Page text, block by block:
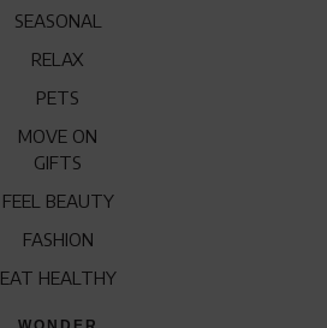
SEASONAL
RELAX
PETS
MOVE ON
GIFTS
FEEL BEAUTY
FASHION
EAT HEALTHY